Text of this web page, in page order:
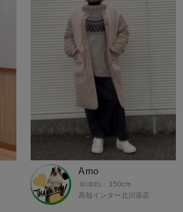
Amo
高知インター北川添店
150cm